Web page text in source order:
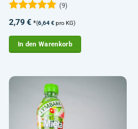
Bewertet
mit 5von
5
(9)
2,79€ *(6,64€pro KG)
In den Warenkorb